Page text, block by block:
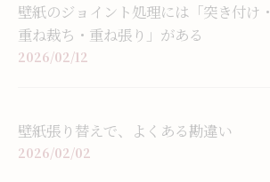
壁紙のジョイント処理には「突き付け・
重ね裁ち・重ね張り」がある
2026/02/12
壁紙張り替えで、よくある勘違い
2026/02/02